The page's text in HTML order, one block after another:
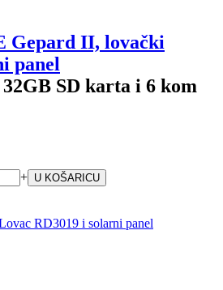
Gepard II, lovački
panel
32GB SD karta i 6 kom
+